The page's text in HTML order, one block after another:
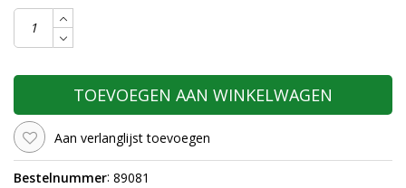
TOEVOEGEN AAN WINKELWAGEN
Aan verlanglijst toevoegen
Bestelnummer: 89081